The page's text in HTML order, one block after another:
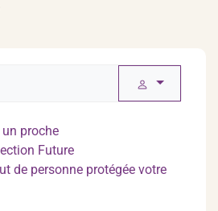
proche
Future
de personne protégée votre